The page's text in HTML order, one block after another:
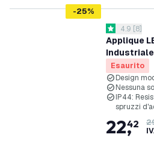
-25%
Applique
IP44
apri il
4.9 stelle di
4.9 [8]
Esaurito
Design
Nessuna
IP44:
spruzzi
22,
42